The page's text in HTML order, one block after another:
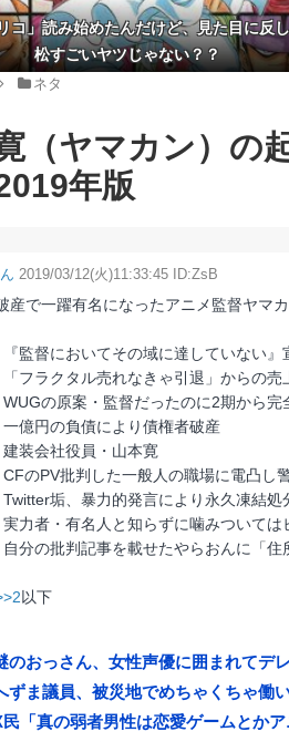
コ」読み始めたんだけど、見た目に反
松すごいヤツじゃない？？
ネタ
（ヤマカン）の
年版
2019/03/12(火)11:33:45 ID:ZsB
産で一躍有名になったアニメ監督ヤマ
『監督においてその域に達していない』
フラクタル売れなきゃ引退」からの売
の原案・監督だったのに2期から完
億円の負債により債権者破産
装会社役員・山本寛
のPV批判した一般人の職場に電凸し
垢、暴力的発言により永久凍結処
力者・有名人と知らずに噛みついては
分の批判記事を載せたやらおんに「住
以下
のおっさん、女性声優に囲まれてデ
ずま議員、被災地でめちゃくちゃ
民「真の弱者男性は恋愛ゲームとか